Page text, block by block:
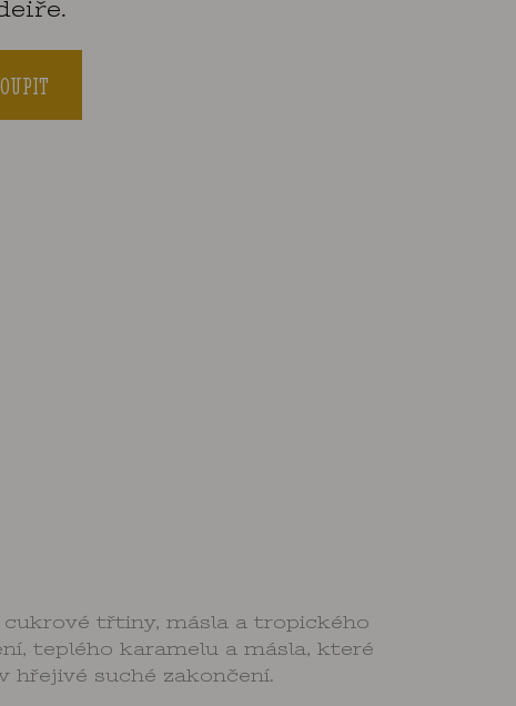
třtiny, másla a tropického
teplého karamelu a másla, které
hřejivé suché zakončení.